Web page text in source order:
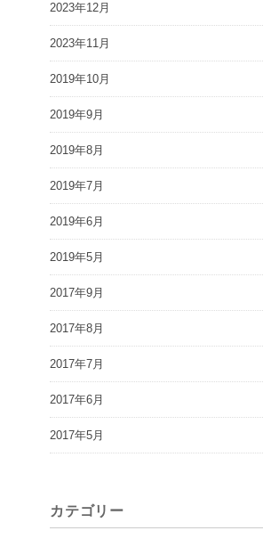
2023年12月
2023年11月
2019年10月
2019年9月
2019年8月
2019年7月
2019年6月
2019年5月
2017年9月
2017年8月
2017年7月
2017年6月
2017年5月
カテゴリー